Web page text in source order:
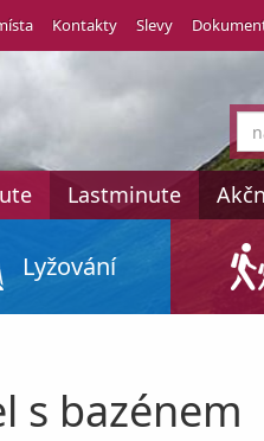
Kontakty Slevy
Lastminute
Lyžování
s bazénem